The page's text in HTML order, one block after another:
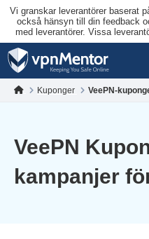
Vi granskar leverantörer baserat
också hänsyn till din feedback
med leverantörer. Vissa
Kuponger VeePN-
VeePN
kampanjer